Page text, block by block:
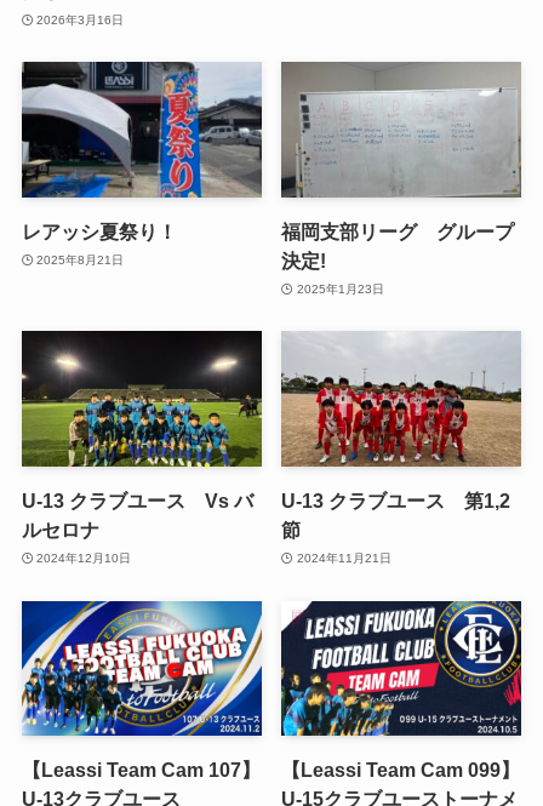
2026年3月16日
レアッシ夏祭り！
2025年8月21日
福岡支部リーグ グループ
決定!
2025年1月23日
U-13 クラブユース Vs バ
ルセロナ
2024年12月10日
U-13 クラブユース 第1,2
節
2024年11月21日
【Leassi Team Cam 107】
U-13クラブユース
【Leassi Team Cam 099】
U-15クラブユーストーナメ